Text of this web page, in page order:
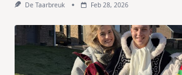
De Taarbreuk Feb 28, 2026